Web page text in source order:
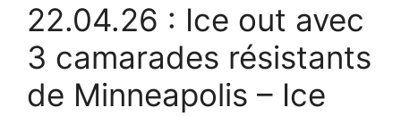
22.04.26 : Ice out avec
3 camarades résistants
de Minneapolis – Ice